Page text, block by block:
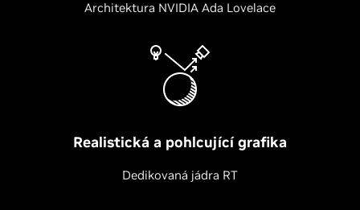
Architektura NVIDIA Ada Lovelace
Realistická a pohlcující grafika
Dedikovaná jádra RT